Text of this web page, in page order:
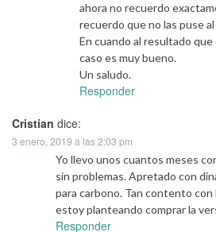
ahora no recuerdo
recuerdo que no las puse
En cuando al resultado que
caso es muy bueno.
Un saludo.
Responder
Cristian dice:
3 enero, 2019 a las 2:03 pm
Yo llevo unos cuantos meses
sin problemas. Apretado con
para carbono. Tan contento con
estoy planteando comprar la
Responder